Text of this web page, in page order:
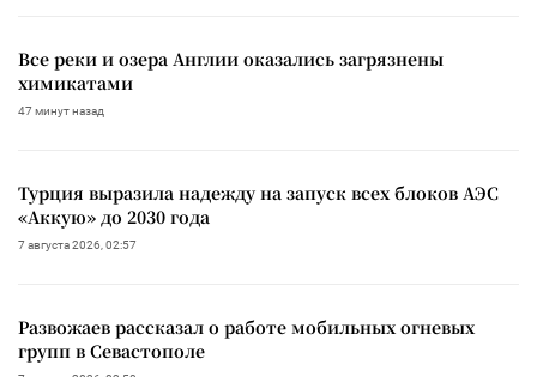
Все реки и озера Англии оказались загрязнены
химикатами
47 минут назад
Турция выразила надежду на запуск всех блоков АЭС
«Аккую» до 2030 года
7 августа 2026, 02:57
Развожаев рассказал о работе мобильных огневых
групп в Севастополе